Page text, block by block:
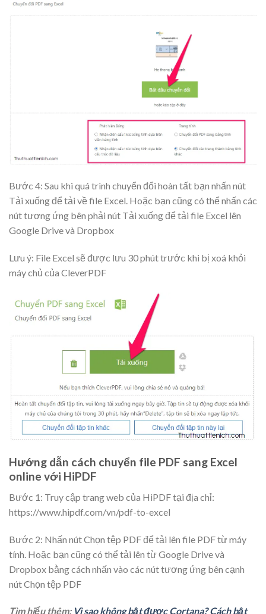
Bước 4: Sau khi quá trình chuyển đổi hoàn tất bạn nhấn nút
Tải xuốngđể tải về file Excel. Hoặc bạn cũng có thể nhấn các
nút tương ứng bên phải nút Tải xuống để tải file Excel lên
Google Drive và Dropbox
Lưu ý: File Excel sẽ được lưu 30 phút trước khi bị xoá khỏi
máy chủ của CleverPDF
Hướng dẫn cách chuyển file PDF sang Excel
online với HiPDF
Bước 1: Truy cập trang web của HiPDF tại địa chỉ:
https://www.hipdf.com/vn/pdf-to-excel
Bước 2: Nhấn nútChọn tệp PDFđể tải lên file PDF từ máy
tính. Hoặc bạn cũng có thể tải lên từ Google Drive và
Dropbox bằng cách nhấn vào các nút tương ứng bên cạnh
nút Chọn tệp PDF
Tìm hiểu thêm: Vì sao không bật được Cortana? Cách bật